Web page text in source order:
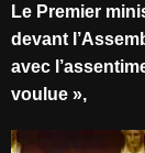
Le Premier
devant
avec
voulue »,